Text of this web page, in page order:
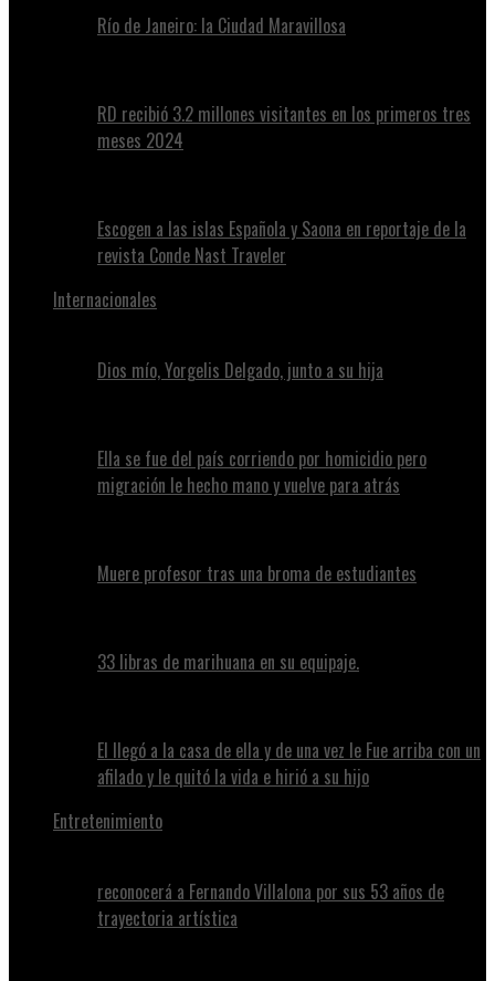
Río de Janeiro: la Ciudad Maravillosa
RD recibió 3.2 millones visitantes en los primeros tres
meses 2024
Escogen a las islas Española y Saona en reportaje de la
revista Conde Nast Traveler
Internacionales
Dios mío, Yorgelis Delgado, junto a su hija
Ella se fue del país corriendo por homicidio pero
migración le hecho mano y vuelve para atrás
Muere profesor tras una broma de estudiantes
33 libras de marihuana en su equipaje.
El llegó a la casa de ella y de una vez le Fue arriba con un
afilado y le quitó la vida e hirió a su hijo
Entretenimiento
reconocerá a Fernando Villalona por sus 53 años de
trayectoria artística